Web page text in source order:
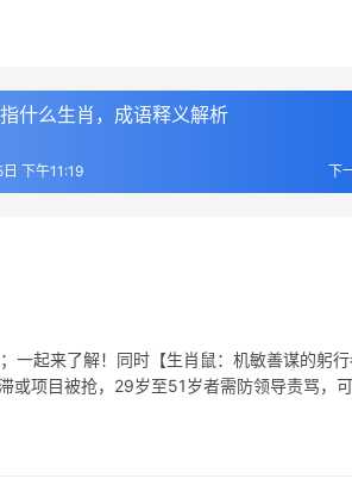
什么生肖，成语释义解析
下
下午11:19
起来了解！同时【生肖鼠：机敏善谋的躬行
或项目被抢，29岁至51岁者需防领导责骂，